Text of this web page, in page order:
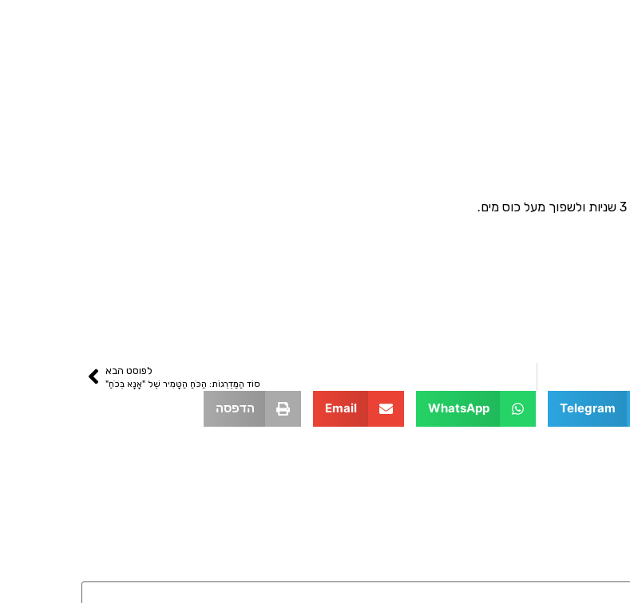
לפוסט הבא
סוֹד הַמַּדְרֵגוֹת: הַכֹּחַ הַטָּמִיר שֶׁל "אָנָּא בְּכֹחַ"
Telegram
WhatsApp
Email הדפסה